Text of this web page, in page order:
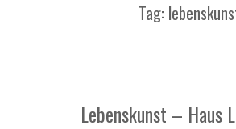
Tag:
Lebenskunst – Haus